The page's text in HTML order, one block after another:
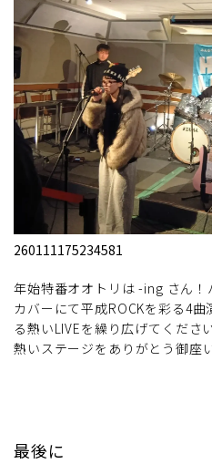
260111175234581
年始特番オオトリは -ing さん！
カバーにて平成ROCKを彩る4
る熱いLIVEを繰り広げてくださ
熱いステージをありがとう御座
最後に